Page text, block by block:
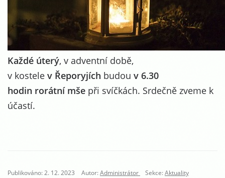
Každé úterý, v adventní době,
v kostele v Řeporyjích budou v 6.30
hodin rorátní mše při svíčkách. Srdečně zveme k
účastí.
Publikováno: 2. 12. 2023 Autor:Administrátor Sekce:Aktuality